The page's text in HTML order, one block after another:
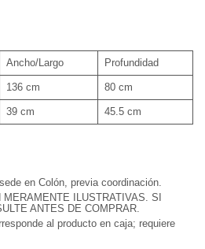
Ancho/Largo Profundidad
136 cm 80 cm
39 cm 45.5 cm
en Colón, previa coordinación.
ILUSTRATIVAS. SI
ANTES DE COMPRAR.
al producto en caja; requiere